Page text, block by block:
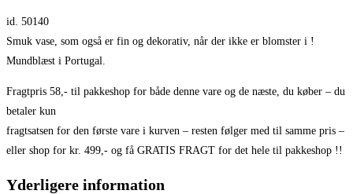
id. 50140
Smuk vase, som også er fin og dekorativ, når der ikke er blomster i !
Mundblæst i Portugal.
Fragtpris 58,- til pakkeshop for både denne vare og de næste, du køber – du
betaler kun
fragtsatsen for den første vare i kurven – resten følger med til samme pris –
eller shop for kr. 499,- og få GRATIS FRAGT for det hele til pakkeshop !!
Yderligere information